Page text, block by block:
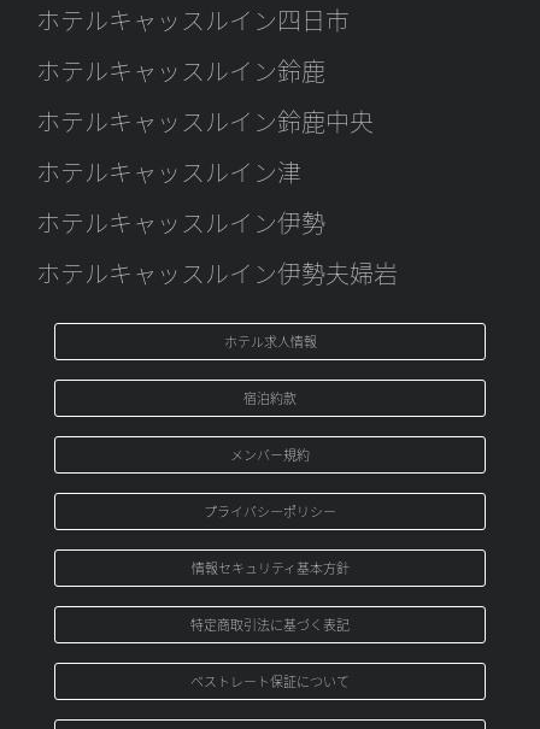
ホテルキャッスルイン四日市
ホテルキャッスルイン鈴鹿
ホテルキャッスルイン鈴鹿中央
ホテルキャッスルイン津
ホテルキャッスルイン伊勢
ホテルキャッスルイン伊勢夫婦岩
ホテル求人情報
宿泊約款
メンバ－規約
プライバシーポリシー
情報セキュリティ基本方針
特定商取引法に基づく表記
ベストレート保証について